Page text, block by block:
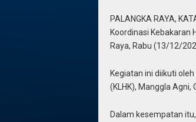
PALANGKA RAYA,
Koordinasi Kebakaran
Raya, Rabu (13/12/
Kegiatan ini diikuti
(KLHK), Manggla Agni,
Dalam kesempatan